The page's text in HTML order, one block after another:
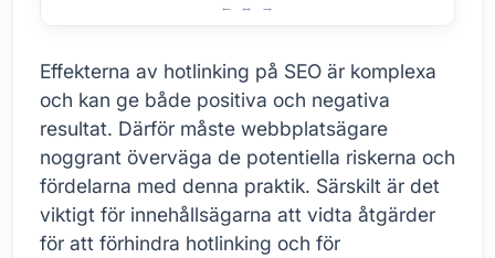
Effekterna av hotlinking på SEO är komplexa
och kan ge både positiva och negativa
resultat. Därför måste webbplatsägare
noggrant överväga de potentiella riskerna och
fördelarna med denna praktik. Särskilt är det
viktigt för innehållsägarna att vidta åtgärder
för att förhindra hotlinking och för